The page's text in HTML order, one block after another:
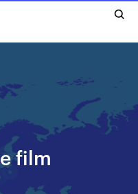
film